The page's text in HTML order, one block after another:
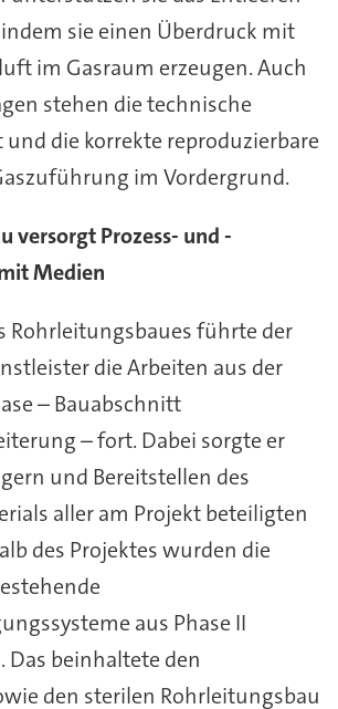
sie einen Überdruck mit
im Gasraum erzeugen. Auch
stehen die technische
die korrekte reproduzierbare
im Vordergrund.
versorgt Prozess- und -
Medien
Rohrleitungsbaues führte der
die Arbeiten aus der
– Bauabschnitt
– fort. Dabei sorgte er
und Bereitstellen des
aller am Projekt beteiligten
des Projektes wurden die
aus Phase II
Das beinhaltete den
den sterilen Rohrleitungsbau